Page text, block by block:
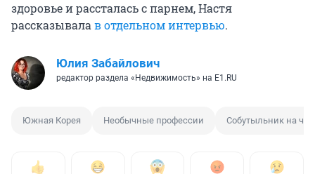
здоровье и рассталась с парнем, Настя
рассказывалав отдельном интервью.
Юлия Забайлович
редактор раздела «Недвижимость» на E1.RU
Южная Корея Необычные профессии Собутыльник на час